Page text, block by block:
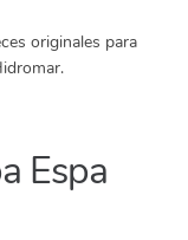
originales para
Espa